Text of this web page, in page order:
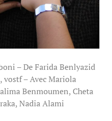
– De Farida Benlyazid
vostf – Avec Mariola
Benmoumen, Cheta
Nadia Alami